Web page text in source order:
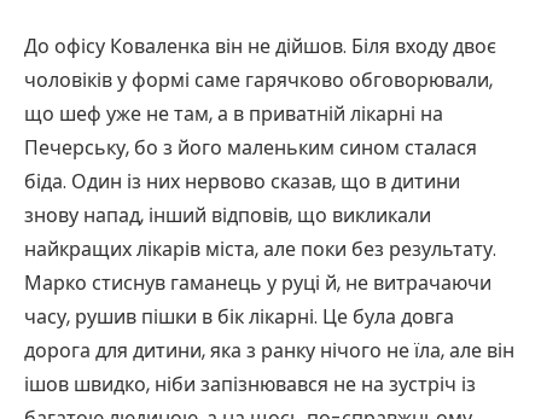
До офісу Коваленка він не дійшов. Біля входу двоє
чоловіків у формі саме гарячково обговорювали,
що шеф уже не там, а в приватній лікарні на
Печерську, бо з його маленьким сином сталася
біда. Один із них нервово сказав, що в дитини
знову напад, інший відповів, що викликали
найкращих лікарів міста, але поки без результату.
Марко стиснув гаманець у руці й, не витрачаючи
часу, рушив пішки в бік лікарні. Це була довга
дорога для дитини, яка з ранку нічого не їла, але він
ішов швидко, ніби запізнювався не на зустріч із